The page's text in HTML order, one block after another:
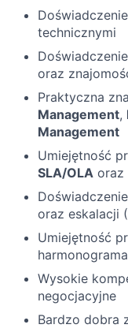
technicznymi
oraz
Praktyczna
Management,
Management
Umiejętność
SLA/OLA oraz
oraz eskalacji
Umiejętność
Wysokie
negocjacyjne
Bardzo dobra